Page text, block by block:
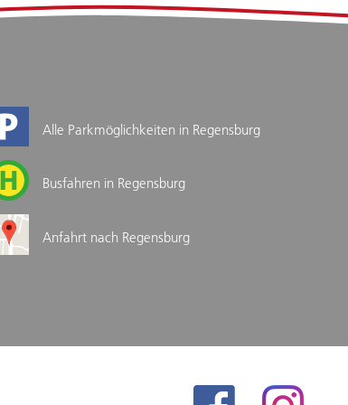
Alle Parkmöglichkeiten in Regensburg
Busfahren in Regensburg
Anfahrt nach Regensburg